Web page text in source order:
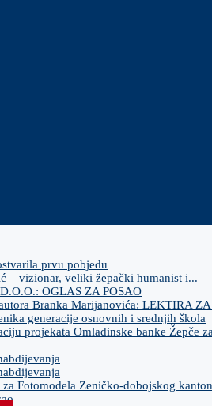
prvu pobjedu
– vizionar, veliki žepački humanist i...
OGLAS ZA POSAO
Branka Marijanovića: LEKTIRA
generacije osnovnih i srednjih škola
projekata Omladinske banke Žepče
Fotomodela Zeničko-dobojskog